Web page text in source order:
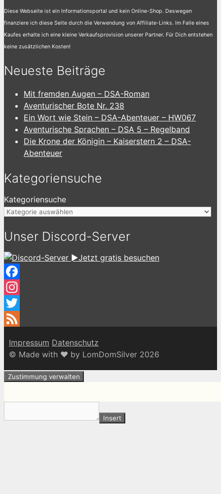
Diese Webseite ist ein Informationsportal und kein Online-Shop. Deswegen
finanziere ich diese Seite durch die Verwendung von Affiliate-Links. Im Falle eines
Kaufes erhalte ich eine kleine Verkaufsprovision unserer Partner. Für Dich entstehen
keine zusätzlichen Kosten!
Neueste Beiträge
Mit fremden Augen – DSA-Roman
Aventurischer Bote Nr. 238
Ein Wort wie Stein – DSA-Abenteuer – HW067
Aventurische Sprachen – DSA 5 – Regelband
Die Krone der Königin – Kaiserstern 2 – DSA-
Abenteuer
Kategoriensuche
Kategoriensuche
Unser Discord-Server
►Jetzt gratis besuchen
Facebook
Instagram
Twitter
Impressum Datenschutz
© Made with ♥ by LomDomSilver 2026
Zustimmung verwalten
Insert